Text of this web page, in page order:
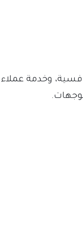
وخدمة عملاء